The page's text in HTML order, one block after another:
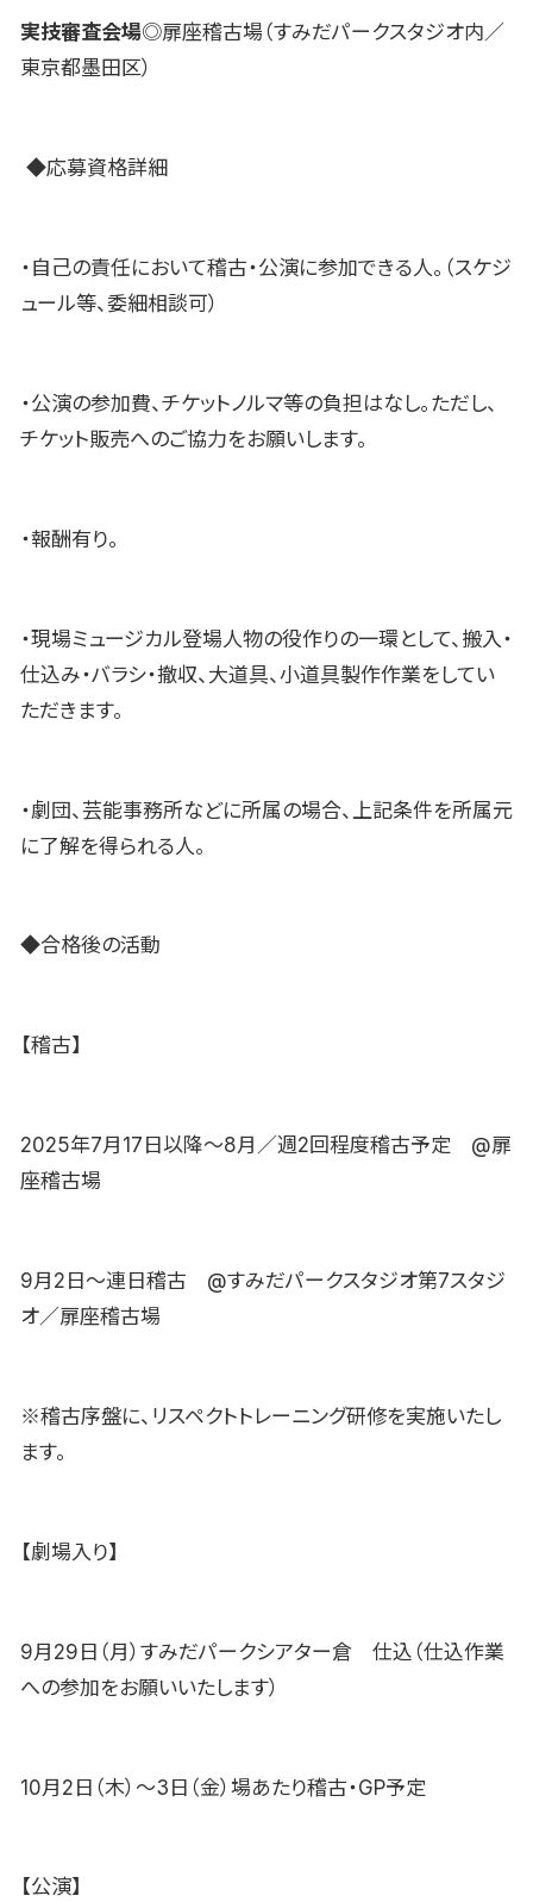
実技審査会場◎扉座稽古場（すみだパークスタジオ内／
東京都墨田区）
◆応募資格詳細
・自己の責任において稽古・公演に参加できる人。（スケジ
ュール等、委細相談可）
・公演の参加費、チケットノルマ等の負担はなし。ただし、
チケット販売へのご協力をお願いします。
・報酬有り。
・現場ミュージカル登場人物の役作りの一環として、搬入・
仕込み・バラシ・撤収、大道具、小道具製作作業をしてい
ただきます。
・劇団、芸能事務所などに所属の場合、上記条件を所属元
に了解を得られる人。
◆合格後の活動
【稽古】
2025年7月17日以降～8月／週2回程度稽古予定 @扉
座稽古場
9月2日～連日稽古 @すみだパークスタジオ第7スタジ
オ／扉座稽古場
※稽古序盤に、リスペクトトレーニング研修を実施いたし
ます。
【劇場入り】
9月29日（月）すみだパークシアター倉 仕込（仕込作業
への参加をお願いいたします）
10月2日（木）～3日（金）場あたり稽古・GP予定
【公演】